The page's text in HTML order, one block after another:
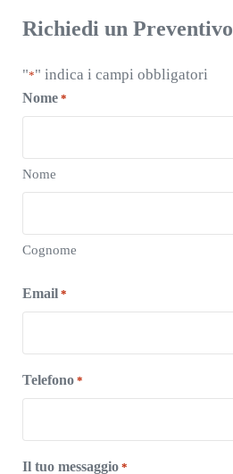
Richiedi un Preventivo
"*" indica i campi obbligatori
Nome *
Nome
Cognome
Email *
Telefono *
Il tuo messaggio *